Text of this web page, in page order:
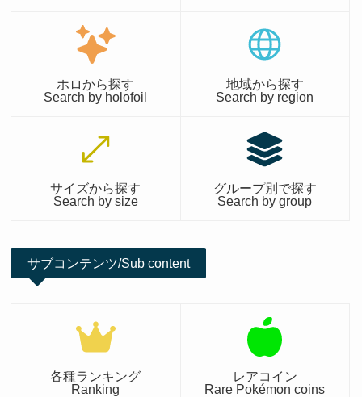
ホロから探す
Search by holofoil
地域から探す
Search by region
サイズから探す
Search by size
グループ別で探す
Search by group
サブコンテンツ/Sub content
各種ランキング
Ranking
レアコイン
Rare Pokémon coins